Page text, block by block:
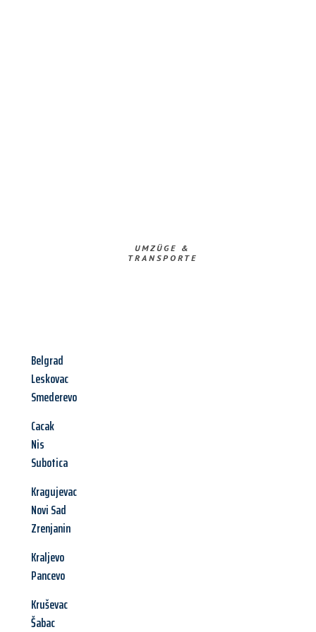
UMZÜGE &
TRANSPORTE
Belgrad
Leskovac
Smederevo
Cacak
Nis
Subotica
Kragujevac
Novi Sad
Zrenjanin
Kraljevo
Pancevo
Kruševac
Šabac